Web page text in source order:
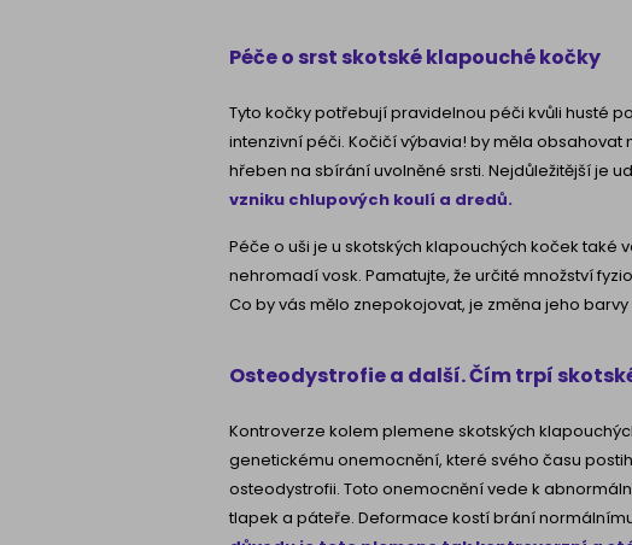
Péče o srst skotské klapouché kočky
Tyto kočky potřebují pravidelnou péči kvůli husté
intenzivní péči. Kočičí výbavia! by měla
hřeben na sbírání uvolněné srsti. Nejdůležitější je
vzniku chlupových koulí a dredů.
Péče o uši je u skotských klapouchých koček také
nehromadí vosk. Pamatujte, že určité množství
Co by vás mělo znepokojovat, je změna jeho
Osteodystrofie a další. Čím trpí
Kontroverze kolem plemene skotských
genetickému onemocnění, které svého času
osteodystrofii. Toto onemocnění vede k
tlapek a páteře. Deformace kostí brání